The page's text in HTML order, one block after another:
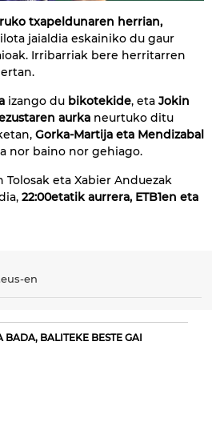
txapeldunaren herrian,
jaialdia eskainiko du gaur
Irribarriak bere herritarren
izango du bikotekide, eta Jokin
aurka neurtuko ditu
Gorka-Martija eta Mendizabal
nor baino nor gehiago.
Tolosak eta Xabier Anduezak
22:00etatik aurrera, ETB1en eta
en
BADA, BALITEKE BESTE GAI